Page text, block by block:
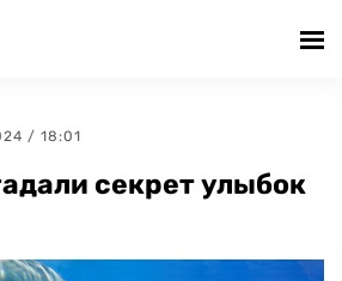
/ 18:01
секрет улыбок